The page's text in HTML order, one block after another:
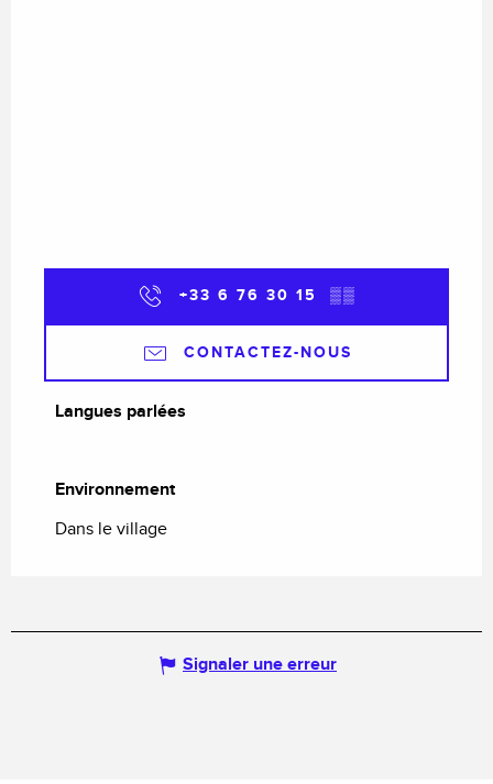
+33 6 76 30 15 ▒▒
CONTACTEZ-NOUS
Langues parlées
Langues parlées
Environnement
Environnement
Dans le village
Signaler une erreur